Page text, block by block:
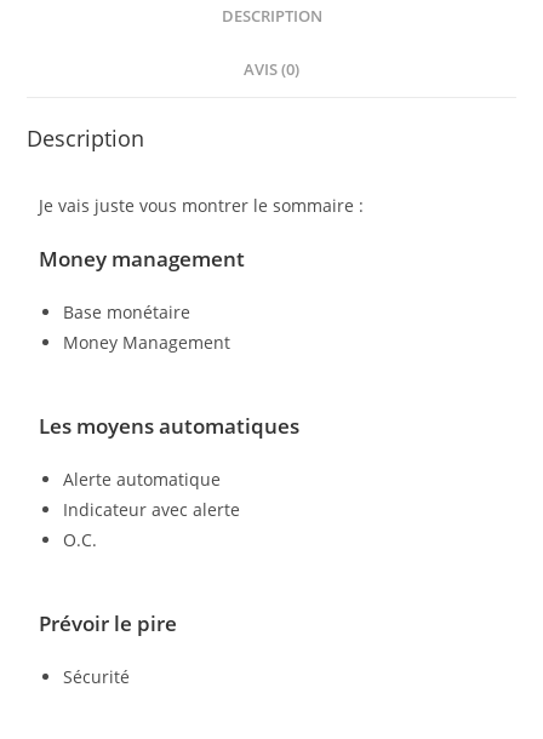
DESCRIPTION
AVIS (0)
Description
Je vais juste vous montrer le sommaire :
Money management
Base monétaire
Money Management
Les moyens automatiques
Alerte automatique
Indicateur avec alerte
O.C.
Prévoir le pire
Sécurité